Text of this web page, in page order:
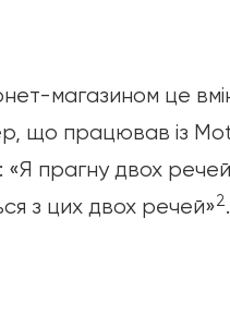
магазином це
що працював із
прагну двох речей
з цих двох речей»2.